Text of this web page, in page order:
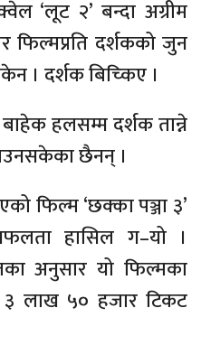
‘लूट २’ बन्दा अग्रीम
फिल्मप्रति दर्शकको जुन
। दर्शक बिच्किए ।
हलसम्म दर्शक तान्ने
छैनन् ।
फिल्म ‘छक्का पञ्जा ३’
हासिल ग–यो ।
अनुसार यो फिल्मका
३ लाख ५० हजार टिकट